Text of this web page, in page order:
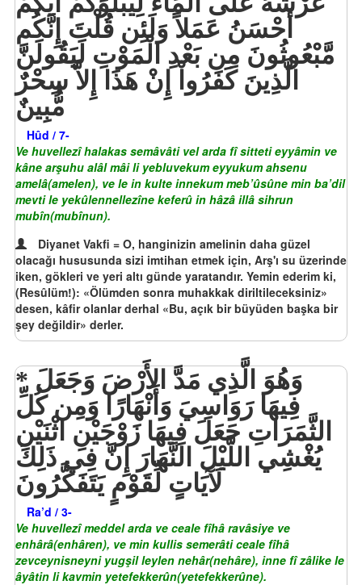
أَحْسَنُ عَمَلاً وَلَئِن قُلْتَ إِنَّكُم
مَّبْعُوثُونَ مِن بَعْدِ الْمَوْتِ لَيَقُولَنَّ
الَّذِينَ كَفَرُواْ إِنْ هَذَا إِلاَّ سِحْرٌ
مُّبِينٌ
Hûd / 7-
Ve huvellezî halakas semâvâti vel arda fî sitteti eyyâmin ve
kâne arşuhu alâl mâi li yebluvekum eyyukum ahsenu
amelâ(amelen), ve le in kulte innekum meb’ûsûne min ba’dil
mevti le yekûlennellezîne keferû in hâzâ illâ sihrun
mubîn(mubînun).
Diyanet Vakfi = O, hanginizin amelinin daha güzel
olacağı hususunda sizi imtihan etmek için, Arş'ı su üzerinde
iken, gökleri ve yeri altı günde yaratandır. Yemin ederim ki,
(Resûlüm!): «Ölümden sonra muhakkak diriltileceksiniz»
desen, kâfir olanlar derhal «Bu, açık bir büyüden başka bir
şey değildir» derler.
وَهُوَ الَّذِي مَدَّ الأَرْضَ وَجَعَلَ
فِيهَا رَوَاسِيَ وَأَنْهَارًا وَمِن كُلِّ
الثَّمَرَاتِ جَعَلَ فِيهَا زَوْجَيْنِ اثْنَيْنِ
يُغْشِي اللَّيْلَ النَّهَارَ إِنَّ فِي ذَلِكَ
لَآيَاتٍ لِّقَوْمٍ يَتَفَكَّرُونَ
Ra’d / 3-
Ve huvellezî meddel arda ve ceale fîhâ ravâsiye ve
enhârâ(enhâren), ve min kullis semerâti ceale fîhâ
zevceynisneyni yugşil leylen nehâr(nehâre), inne fî zâlike le
âyâtin li kavmin yetefekkerûn(yetefekkerûne).